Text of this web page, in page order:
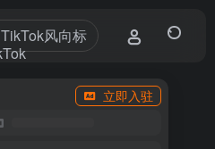
TikTok风向标
立即入驻